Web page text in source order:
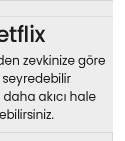
zevkinize göre
akıcı hale